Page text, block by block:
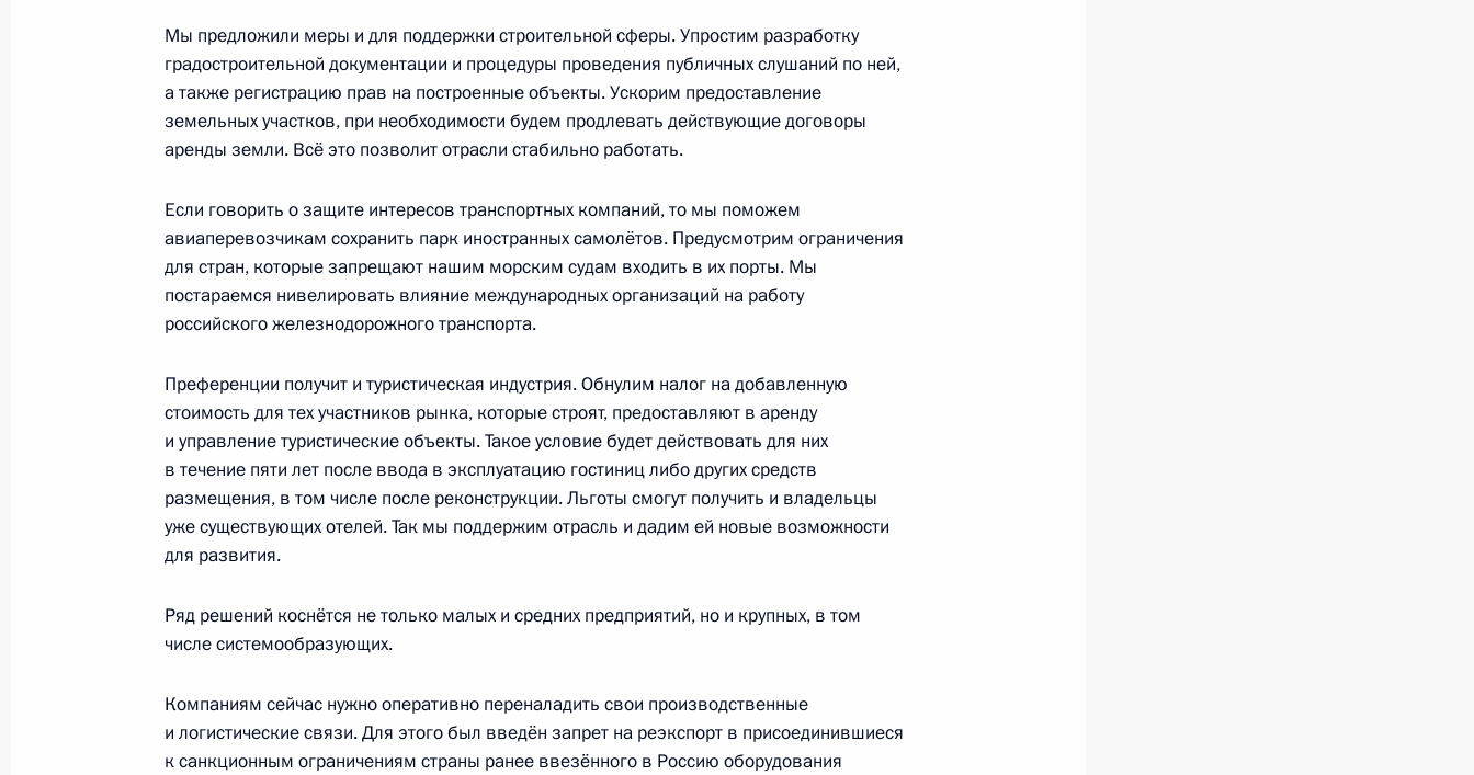
16 марта 2022 года, 18:10
Совещание с членами Правительства
Совещание с членами Правительства
10 ноября 2021 года, 15:45
Совещание о научно-техническом обеспечении развития АПК
11 октября 2021 года, 16:00
Рабочая встреча с Министром сельского хозяйства Дмитрием
Патрушевым
5 апреля 2021 года, 13:30
Рабочая встреча с Министром сельского хозяйства Дмитрием
Патрушевым
Мы предложили меры и для поддержки строительной сферы. Упростим разработку
градостроительной документации и процедуры проведения публичных слушаний по ней,
а также регистрацию прав на построенные объекты. Ускорим предоставление
земельных участков, при необходимости будем продлевать действующие договоры
аренды земли. Всё это позволит отрасли стабильно работать.
Если говорить о защите интересов транспортных компаний, то мы поможем
авиаперевозчикам сохранить парк иностранных самолётов. Предусмотрим ограничения
для стран, которые запрещают нашим морским судам входить в их порты. Мы
постараемся нивелировать влияние международных организаций на работу
российского железнодорожного транспорта.
Преференции получит и туристическая индустрия. Обнулим налог на добавленную
стоимость для тех участников рынка, которые строят, предоставляют в аренду
и управление туристические объекты. Такое условие будет действовать для них
в течение пяти лет после ввода в эксплуатацию гостиниц либо других средств
размещения, в том числе после реконструкции. Льготы смогут получить и владельцы
уже существующих отелей. Так мы поддержим отрасль и дадим ей новые возможности
для развития.
Ряд решений коснётся не только малых и средних предприятий, но и крупных, в том
числе системообразующих.
Компаниям сейчас нужно оперативно переналадить свои производственные
и логистические связи. Для этого был введён запрет на реэкспорт в присоединившиеся
к санкционным ограничениям страны ранее ввезённого в Россию оборудования